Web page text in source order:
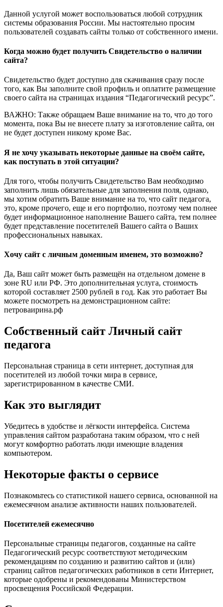
Данной услугой может воспользоваться любой сотрудник
системы образования России. Мы настоятельно просим
пользователей создавать сайты только от собственного имени.
Когда можно будет получить Свидетельство о наличии
сайта?
Свидетельство будет доступно для скачивания сразу после
того, как Вы заполните свой профиль и оплатите размещение
своего сайта на страницах издания “Педагогический ресурс”.
ВАЖНО: Также обращаем Ваше внимание на то, что до того
момента, пока Вы не внесете плату за изготовление сайта, он
не будет доступен никому кроме Вас.
Я не хочу указывать некоторые данные на своём сайте,
как поступать в этой ситуации?
Для того, чтобы получить Свидетельство Вам необходимо
заполнить лишь обязательные для заполнения поля, однако,
мы хотим обратить Ваше внимание на то, что сайт педагога,
это, кроме прочего, еще и его портфолио, поэтому чем полнее
будет информационное наполнение Вашего сайта, тем полнее
будет представление посетителей Вашего сайта о Ваших
профессиональных навыках.
Хочу сайт с личным доменным именем, это возможно?
Да, Ваш сайт может быть размещён на отдельном домене в
зоне RU или РФ. Это дополнительная услуга, стоимость
которой составляет 2500 рублей в год. Как это работает Вы
можете посмотреть на демонстрационном сайте:
петроваирина.рф
Собственный сайт Личный сайт
педагога
Персональная страница в сети интернет, доступная для
посетителей из любой точки мира в сервисе,
зарегистрированном в качестве СМИ.
Как это выглядит
Убедитесь в удобстве и лёгкости интерфейса. Система
управления сайтом разработана таким образом, что с ней
могут комфортно работать люди имеющие владения
компьютером.
Некоторые факты о сервисе
Познакомьтесь со статистикой нашего сервиса, основанной на
ежемесячном анализе активности наших пользователей.
Посетителей ежемесячно
Персональные страницы педагогов, созданные на сайте
Педагогический ресурс соответствуют методическим
рекомендациям по созданию и развитию сайтов и (или)
страниц сайтов педагогических работников в сети Интернет,
которые одобрены и рекомендованы Министерством
просвещения Российской Федерации.